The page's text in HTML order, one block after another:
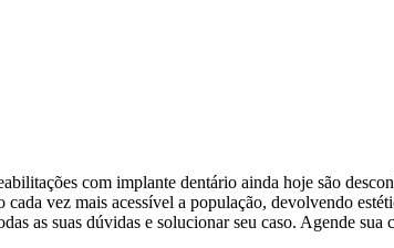
com implante dentário ainda hoje são
cada vez mais acessível a população, devolvendo
as suas dúvidas e solucionar seu caso. Agende sua